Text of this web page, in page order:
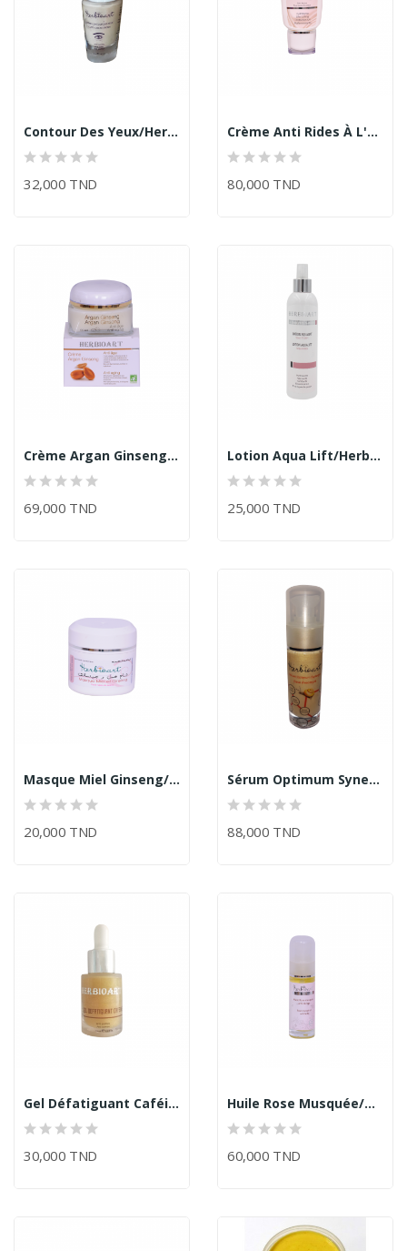
Contour Des Yeux/Herbioart
32,000 TND
Crème Anti Rides À L'Acide Hyaluronique/Herbioart
80,000 TND
Crème Argan Ginseng/Herbioart
69,000 TND
Lotion Aqua Lift/Herbioart
25,000 TND
Masque Miel Ginseng/Herbioart
20,000 TND
Sérum Optimum Synergie - Bave D'Escargot/Herbioart
88,000 TND
Gel Défatiguant Caféine/Herbioart
30,000 TND
Huile Rose Musquée/Herbioart
60,000 TND